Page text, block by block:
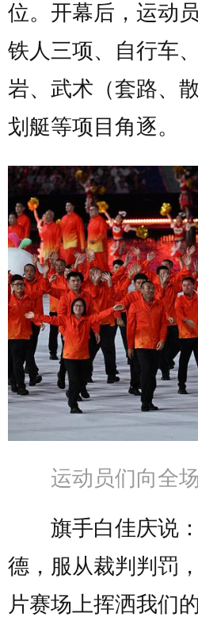
位。开幕后，运动
铁人三项、自行车
岩、武术（套路、
划艇等项目角逐。
运动员们向全
旗手白佳庆说：
德，服从裁判判罚
片赛场上挥洒我们